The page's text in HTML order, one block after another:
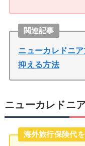
関連記事
ニューカレドニ
抑える方法
ニューカレドニ
海外旅行保険代